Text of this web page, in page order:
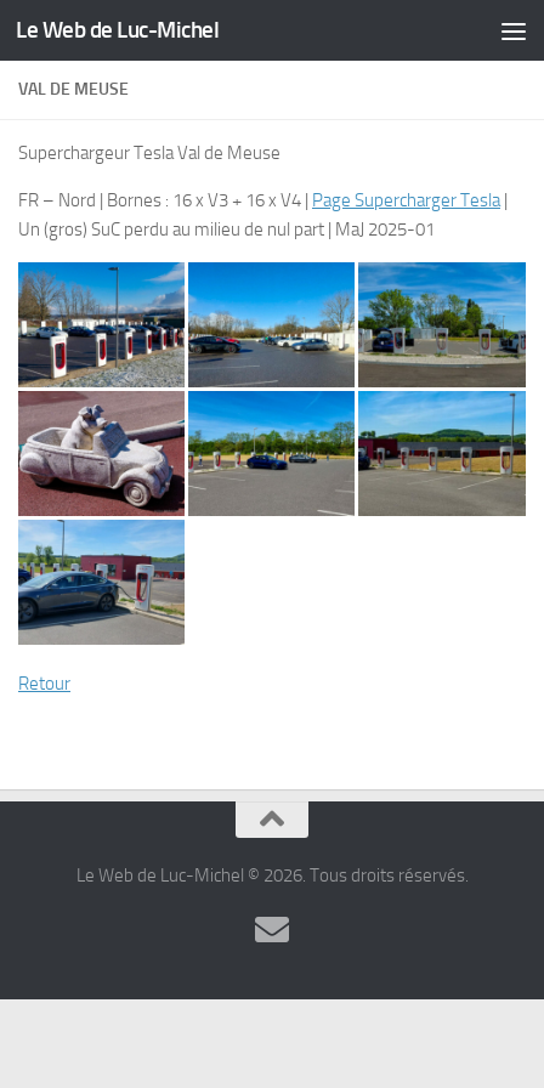
Skip to content
Le Web de Luc-Michel
VAL DE MEUSE
Superchargeur Tesla Val de Meuse
FR – Nord | Bornes : 16 x V3 + 16 x V4 | Page Supercharger Tesla|
Un (gros) SuC perdu au milieu de nul part | MaJ 2025-01
Retour
Le Web de Luc-Michel © 2026. Tous droits réservés.